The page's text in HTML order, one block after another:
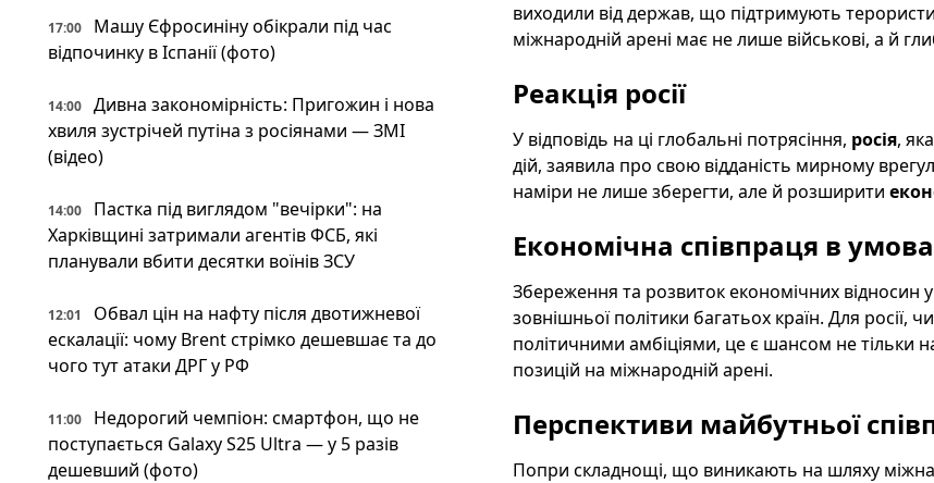
17:00
Машу Єфросиніну обікрали під час
відпочинку в Іспанії (фото)
14:00
Дивна закономірність: Пригожин і нова
хвиля зустрічей путіна з росіянами — ЗМІ
(відео)
14:00
Пастка під виглядом "вечірки": на
Харківщині затримали агентів ФСБ, які
планували вбити десятки воїнів ЗСУ
12:01
Обвал цін на нафту після двотижневої
ескалації: чому Brent стрімко дешевшає та до
чого тут атаки ДРГ у РФ
11:00
Недорогий чемпіон: смартфон, що не
поступається Galaxy S25 Ultra — у 5 разів
дешевший (фото)
виходили від держав, що підтримують
міжнародній арені має не лише військові, а й
Реакція росії
У відповідь на ці глобальні потрясіння, росія,
дій, заявила про свою відданість мирному
наміри не лише зберегти, але й розширити
Економічна співпраця в
Збереження та розвиток економічних
зовнішньої політики багатьох країн. Для росії,
політичними амбіціями, це є шансом не тільки
позицій на міжнародній арені.
Перспективи майбутньої
Попри складнощі, що виникають на шляху